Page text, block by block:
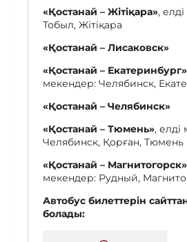
«Қостанай – Жітіқара»,
Тобыл, Жітіқара
«Қостанай – Лисаковск»
«Қостанай – Екатеринбург»
мекендер: Челябинск,
«Қостанай – Челябинск»
«Қостанай – Тюмень», елді
Челябинск, Қорған, Тюмень
«Қостанай – Магнитогорск»
мекендер: Рудный,
Автобус билеттерін
болады: